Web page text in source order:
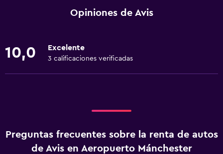
Opiniones de Avis
10,0 Excelente
3 calificaciones verificadas
Preguntas frecuentes sobre la renta de autos
de Avis en Aeropuerto Mánchester